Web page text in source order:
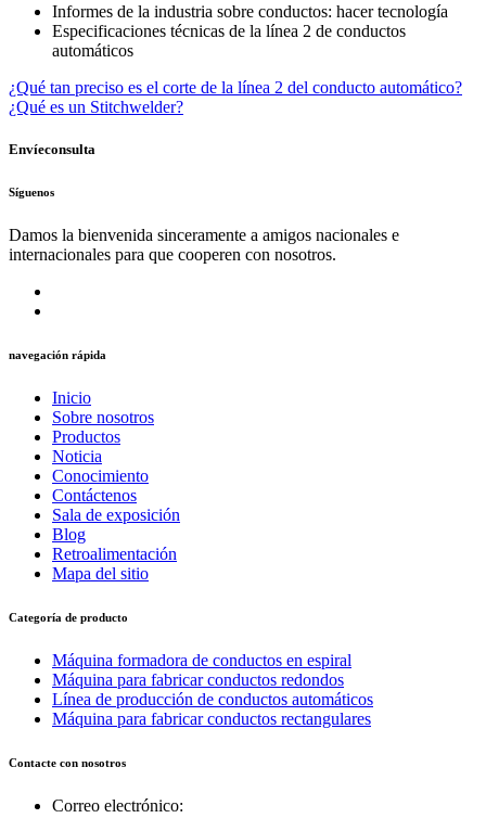
Informes de la industria sobre conductos: hacer tecnología
Especificaciones técnicas de la línea 2 de conductos
automáticos
¿Qué tan preciso es el corte de la línea 2 del conducto automático?
¿Qué es un Stitchwelder?
Envíeconsulta
Síguenos
Damos la bienvenida sinceramente a amigos nacionales e
internacionales para que cooperen con nosotros.
navegación rápida
Inicio
Sobre nosotros
Productos
Noticia
Conocimiento
Contáctenos
Sala de exposición
Blog
Retroalimentación
Mapa del sitio
Categoría de producto
Máquina formadora de conductos en espiral
Máquina para fabricar conductos redondos
Línea de producción de conductos automáticos
Máquina para fabricar conductos rectangulares
Contacte con nosotros
Correo electrónico: